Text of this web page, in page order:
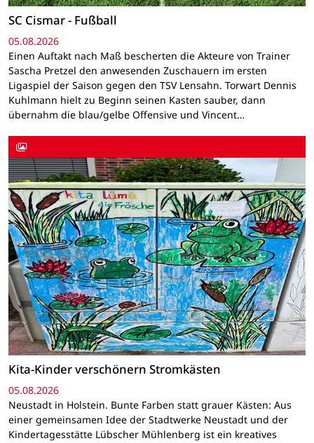
SC Cismar - Fußball
05.08.2026
Einen Auftakt nach Maß bescherten die Akteure von Trainer
Sascha Pretzel den anwesenden Zuschauern im ersten
Ligaspiel der Saison gegen den TSV Lensahn. Torwart Dennis
Kuhlmann hielt zu Beginn seinen Kasten sauber, dann
übernahm die blau/gelbe Offensive und Vincent…
Kita-Kinder verschönern Stromkästen
05.08.2026
Neustadt in Holstein. Bunte Farben statt grauer Kästen: Aus
einer gemeinsamen Idee der Stadtwerke Neustadt und der
Kindertagesstätte Lübscher Mühlenberg ist ein kreatives